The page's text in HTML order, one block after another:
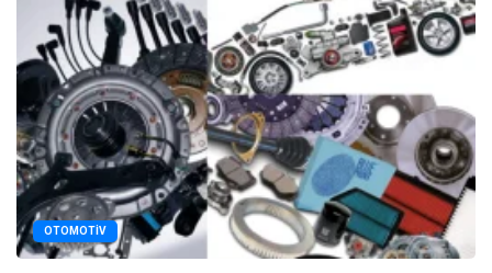
OTOMOTIV